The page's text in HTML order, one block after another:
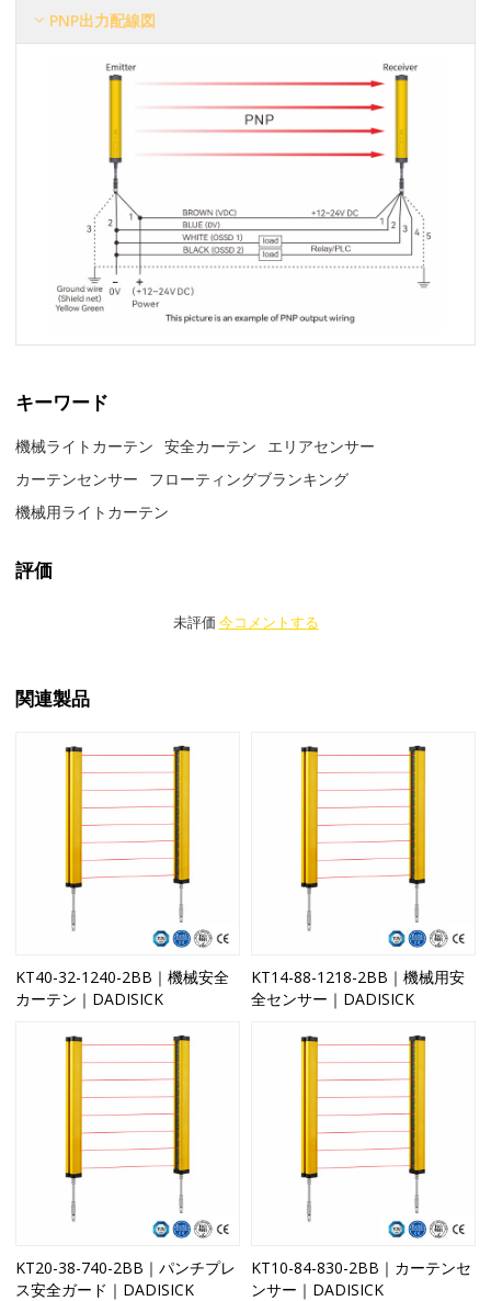
PNP出力配線図
キーワード
機械ライトカーテン 安全カーテン
エリアセンサー
カーテンセンサー
フローティングブランキング
機械用ライトカーテン
評価
未評価 今コメントする
関連製品
KT40-32-1240-2BB｜機械安全
カーテン｜DADISICK
KT14-88-1218-2BB｜機械用安
全センサー｜DADISICK
KT20-38-740-2BB｜パンチプレ
ス安全ガード｜DADISICK
KT10-84-830-2BB｜カーテンセ
ンサー｜DADISICK